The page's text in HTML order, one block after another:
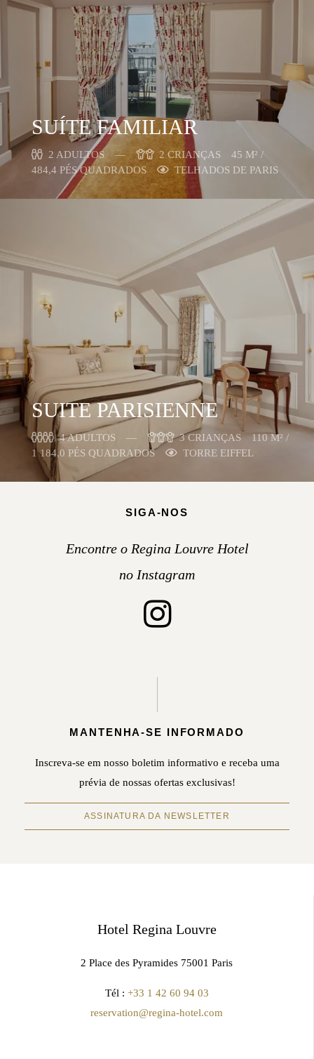
SUÍTE FAMILIAR
2 ADULTOS 2 CRIANÇAS
45 M² /
484,4 PÉS QUADRADOS
TELHADOS DE PARIS
SUITE PARISIENNE
4 ADULTOS 3 CRIANÇAS
110 M² /
1 184,0 PÉS QUADRADOS
TORRE EIFFEL
SIGA-NOS
Encontre o Regina Louvre Hotel
no Instagram
MANTENHA-SE INFORMADO
Inscreva-se em nosso boletim informativo e receba uma
prévia de nossas ofertas exclusivas!
ASSINATURA DA NEWSLETTER
Hotel Regina Louvre
2 Place des Pyramides 75001 Paris
Tél : +33 1 42 60 94 03
reservation@regina-hotel.com